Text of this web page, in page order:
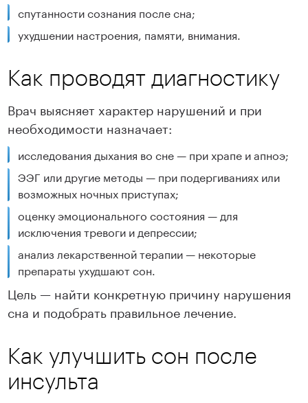
спутанности сознания после сна;
ухудшении настроения, памяти, внимания.
Как проводят диагностику
Врач выясняет характер нарушений и при
необходимости назначает:
исследования дыхания во сне — при храпе и апноэ;
ЭЭГ или другие методы — при подергиваниях или
возможных ночных приступах;
оценку эмоционального состояния — для
исключения тревоги и депрессии;
анализ лекарственной терапии — некоторые
препараты ухудшают сон.
Цель — найти конкретную причину нарушения
сна и подобрать правильное лечение.
Как улучшить сон после
инсульта